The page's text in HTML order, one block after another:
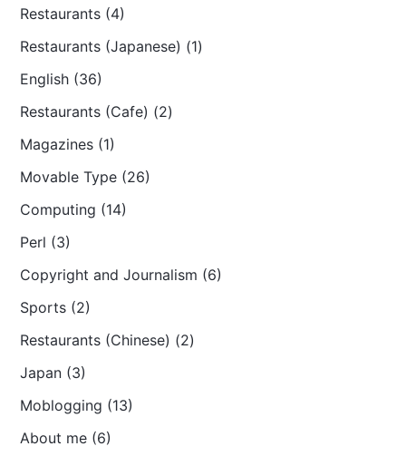
Restaurants (4)
Restaurants (Japanese) (1)
English (36)
Restaurants (Cafe) (2)
Magazines (1)
Movable Type (26)
Computing (14)
Perl (3)
Copyright and Journalism (6)
Sports (2)
Restaurants (Chinese) (2)
Japan (3)
Moblogging (13)
About me (6)